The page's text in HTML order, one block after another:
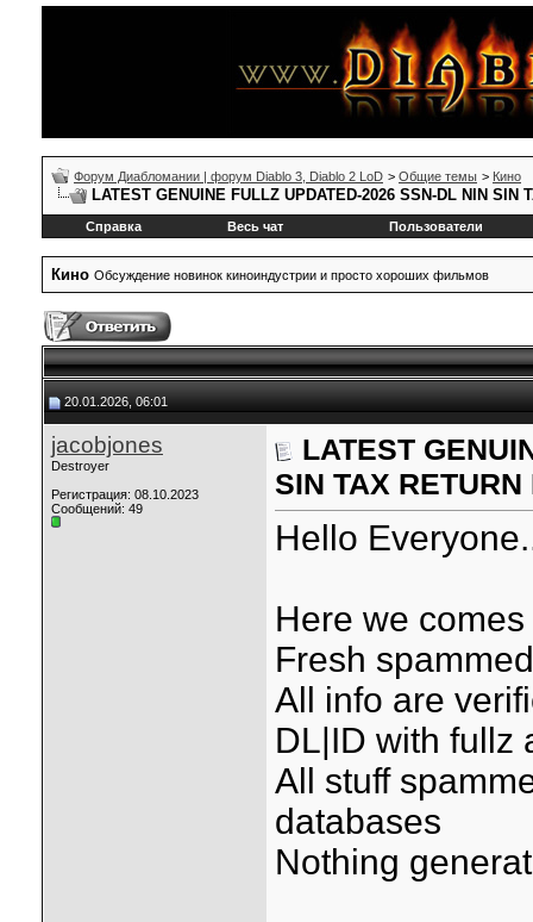
Форум Диабломании | форум Diablo 3, Diablo 2 LoD > Общие темы > Кино
LATEST GENUINE FULLZ UPDATED-2026 SSN-DL NIN SIN
Справка Весь чат Пользователи
Кино Обсуждение новинок киноиндустрии и просто хороших фильмов
20.01.2026, 06:01
jacobjones
Destroyer
Регистрация: 08.10.2023
Сообщений: 49
LATEST
SIN TAX
Hello
Here we
Fresh
All info are
DL|ID with fullz
All stuff
databases
Nothing